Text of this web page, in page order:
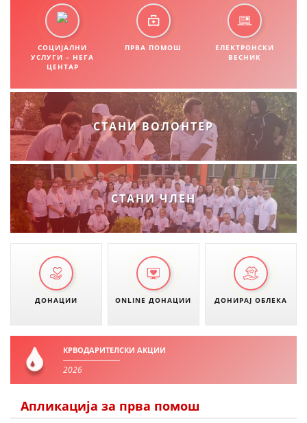
СОЦИЈАЛНИ
УСЛУГИ – НЕГА
ЦЕНТАР
ПРВА ПОМОШ
ЕЛЕКТРОНСКИ
ВЕСНИК
СТАНИ ВОЛОНТЕР
СТАНИ ЧЛЕН
ДОНАЦИИ ONLINE ДОНАЦИИ ДОНИРАЈ ОБЛЕКА
КРВОДАРИТЕЛСКИ АКЦИИ
2026
Апликација за прва помош